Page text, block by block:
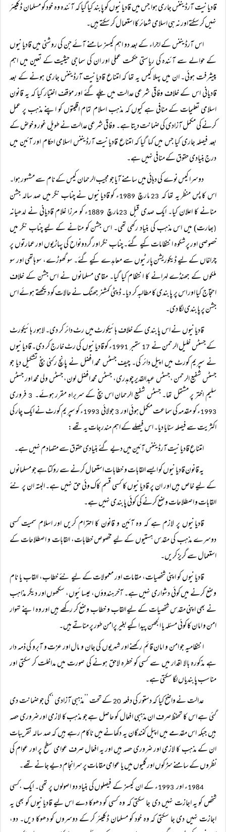
قادیانیت آرڈیننس جاری ہوا جس میں قادیانیوں کو پابند کیا گیا کہ آئندہ وہ خود کو مسلمان ڈکلیئر
نہیں کر سکتے اور نہ ہی اسلامی شعائر کا استعمال کر سکتے ہیں۔
اس آرڈیننس کے اجراء کے بعد دو اہم کیسز سامنے آئے جن کی روشنی میں قادیانیوں
کے حوالے سے آئندہ کی ریاستی حکمت عملی اور ان کی سماجی حیثیت کے تعین میں اہم
پیشرفت ہوئی۔ ان میں پہلا کیس یہ تھا کہ امتناع قادیانیت آرڈیننس جاری ہونے کے بعد
قادیانی اس کے خلاف وفاقی شرعی عدالت میں چلے گئے اور مؤقف اختیار کیا کہ یہ قانون
اسلامی تعلیمات کے منافی ہے کیوں کہ مذہب اسلام تمام اقلیتوں کو اپنے مذہب پر عمل
کرنے کی مکمل آزادی کی ضمانت دیتا ہے۔ وفاقی شرعی عدالت نے طویل غور و خوض کے
بعد فیصلہ جاری کیا جس میں کہا گیا کہ امتناع قادیانیت آرڈیننس اسلامی احکام اور آئین میں
درج بنیادی حقوق کے منافی نہیں ہے۔
دوسرا کیس نوے کی دہائی میں سامنے آیا جو مجیب الرحمان کیس کے نام سے مشہور ہوا۔
اس کا پس منظر یہ تھا کہ
مارچ
ء کو قادیانیوں نے چناب نگر میں صد سالہ جشن
منانے کا اعلان کیا۔ ایک صدی قبل
مارچ ء کو مرزا غلام قادیانی نے لدھیانہ
(بھارت) میں اس مذہب کی بنیاد رکھی تھی۔ اس جشن کو منانے کے لیے چناب نگر میں
خصوصی اور پرشکوہ انتظامات کیے گئے۔ چناب نگر اور گردونواح کی پہاڑیوں اور عمارتوں پر
چراغاں کے لیے ڈیکوریشن پارٹیوں سے معاہدے کیے گئے۔ سو گھوڑے، سو ہاتھی اور سو
ملکوں کے جھنڈے لہرانے کا انتظام کیا گیا۔ مقامی مسلمانوں نے اس جشن کے خلاف
احتجاج کیا اور اس پر پابندی کا مطالبہ کر دیا۔ ڈپٹی کمشنر جھنگ نے حالات کو دیکھتے ہوئے اس
جشن پر پابندی لگا دی۔
قادیانیوں نے اس پابندی کے خلاف ہائیکورٹ میں رٹ دائر کر دی۔ لاہور ہائیکورٹ
کے جسٹس خلیل الرحمن نے
ستمبر
ء کو قادیانیوں کی رٹ خارج کر دی۔ قادیانیوں
نے سپریم کورٹ میں اپیل دائر کی۔ چیف جسٹس محمد افضل نے پانچ رکنی بنچ تشکیل دیا جو
جسٹس شفیع الرحمن ،جسٹس عبدالقدیر چوہدری، جسٹس محمد افضل لون، جسٹس ولی محمد اور جسٹس
سلیم اختر پر مشتمل تھا۔ جسٹس شفیع الرحمان اس بنچ کے سربراہ مقرر ہوئے۔ فروری
1993ء کو مقدمہ کی سماعت مکمل ہوئی اور3 جولائی1993
ء کو سپریم کورٹ نے ایک چار کی
اکثریت سے فیصلہ سنایا دیا۔ اس فیصلے کے اہم مندرجات یہ تھے:
امتناعِ قادیانیت آرڈیننس آئین میں دیے گئے بنیادی حقوق سے متصادم نہیں ہے۔
یہ قانون قادیانیوں کو ایسے القابات و خطابات استعمال کرنے سے روکتا ہے جو مسلمانوں
کے لیے خاص ہیں اور ان پر قادیانیوں کا کسی قسم کاک وئی حق نہیں ہے۔ البتہ ان پر نئے
القابات و اصطلاحات وضع کرنے کی کوئی پابندی نہیں ہے۔
قادیانیوں پر لازم ہے کہ وہ آئین و قانون کا احترام کریں اور اسلام سمیت کسی
دوسرے مذہب کی مقدس ہستیوں کے لیے مخصوص خطابات، القابات و اصطلاحات کے
استعمال سے گریز کریں۔
قادیانیوں کو اپنی شخصیات، مقامات اور معمولات کے لیے نئے خطاب، القاب یا نام
وضع کرنے میں کوئی دشواری نہیں ہے۔ آخر ہندوؤں، عیسائیوں، سکھوں اور دیگر مذاہب
نے بھی اپنی مقدس شخصیات کے لیے القاب و خطاب وضع کر رکھے ہیں اور وہ اپنے تہوار
امن و امان کا کوئی مسئلہ یا الجھن پیدا کیے بغیر پرامن طور پر مناتے ہیں۔
انتظامیہ جو امن و امان قائم رکھنے اور شہریوں کی جان و مال اور عزت و آبرو کی ذمہ دار
ہے مذکورہ بالا اقدار میں سے کسی کو خطرہ لاحق ہونے کی صورت میں مداخلت کر سکتی اور
مناسب پابندیاں لگا سکتی ہے۔
عدالت نے واضح کیا کہ دستور کی دفعہ20
کے تحت ’’مذہبی آزادی ‘‘کی جو ضمانت دی
گئی ہے اس کا تحفظ صرف ان مذہبی افعال کو حاصل ہے جو مذہب کا لازمی اور ضروری حصہ
ہیں جبکہ اس مقدمے میں اپیل کنندگان یہ دکھانے میں ناکام رہے ہیں کہ صد سالہ تقریبات
ان کے مذہب کا لازمی اور ضروری حصہ ہیں اور یہ افعال صرف عوامی سطح پر اور عوام کی
نظروں کے سامنے سڑکوں اور گلیوں میں یا عوامی مقامات پر سرانجام دیے جانے تھے۔
1984ء اور1993
ء کے ان کیسز کے فیصلوں کی بنیاد دو اصولوں پر تھی۔ ایک ،کسی
شخص کو یہ اجازت نہیں دی جا سکتی کہ وہ کسی کو دھوکا دے اس لیے قادیانیوں کو بھی یہ
اجازت نہیں دی جا سکتی کہ وہ خود کو مسلمان ڈکلیئر کر کے دوسروں کو دھوکا دیں۔ دو،